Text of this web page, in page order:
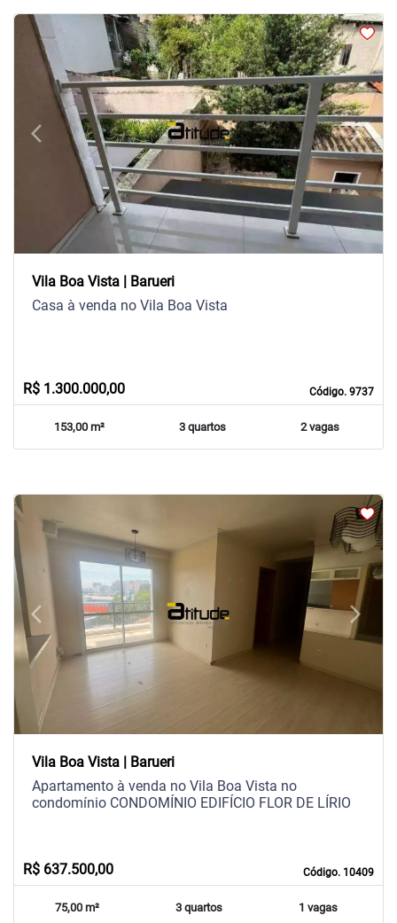
arrow_back_iosPrevious arrow_forward_iosNext
Vila Boa Vista | Barueri
Código. 9737
Casa à venda no Vila Boa Vista
R$ 1.300.000,00
153,00 m² 3 quartos 2 vagas
arrow_back_iosPrevious arrow_forward_iosNext
Vila Boa Vista | Barueri
Código. 10409
Apartamento à venda no Vila Boa Vista no
condomínio CONDOMÍNIO EDIFÍCIO FLOR DE LÍRIO
R$ 637.500,00
75,00 m² 3 quartos 1 vagas